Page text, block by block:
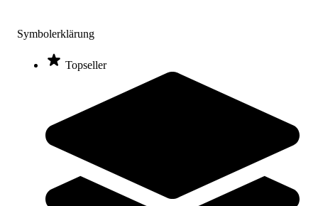
Symbolerklärung
Topseller
Aqua Step, mit Saugnäpfen
Zum Produkt
Sofort lieferbar
Kategorien & Filter
Sortieren nach